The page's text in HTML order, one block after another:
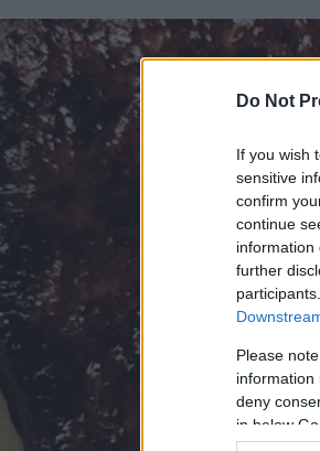
Do Not
If you wish
sensitive
confirm
continue
information
further
Please
information
deny
in below